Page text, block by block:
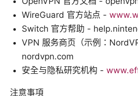
WireGuard 官方站点 -
Switch 官方帮助 -
VPN 服务商页（示例：
nordvpn.com
安全与隐私研究机构 -
注意事項